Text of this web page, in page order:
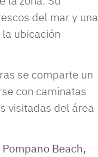
del mar y una
ubicación
se comparte un
con caminatas
visitadas del área
Beach,